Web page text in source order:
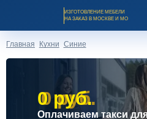
ИЗГОТОВЛЕНИЕ МЕБЕЛИ
НА ЗАКАЗ В МОСКВЕ И МО
Главная Кухни Синие
0 руб.
0 руб.
Оплачиваем такси